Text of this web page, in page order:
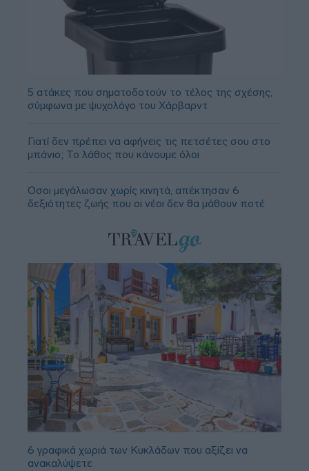
5 ατάκες που σηματοδοτούν το τέλος της σχέσης,
σύμφωνα με ψυχολόγο του Χάρβαρντ
Γιατί δεν πρέπει να αφήνεις τις πετσέτες σου στο
μπάνιο; Το λάθος που κάνουμε όλοι
Όσοι μεγάλωσαν χωρίς κινητά, απέκτησαν 6
δεξιότητες ζωής που οι νέοι δεν θα μάθουν ποτέ
6 γραφικά χωριά των Κυκλάδων που αξίζει να
ανακαλύψετε